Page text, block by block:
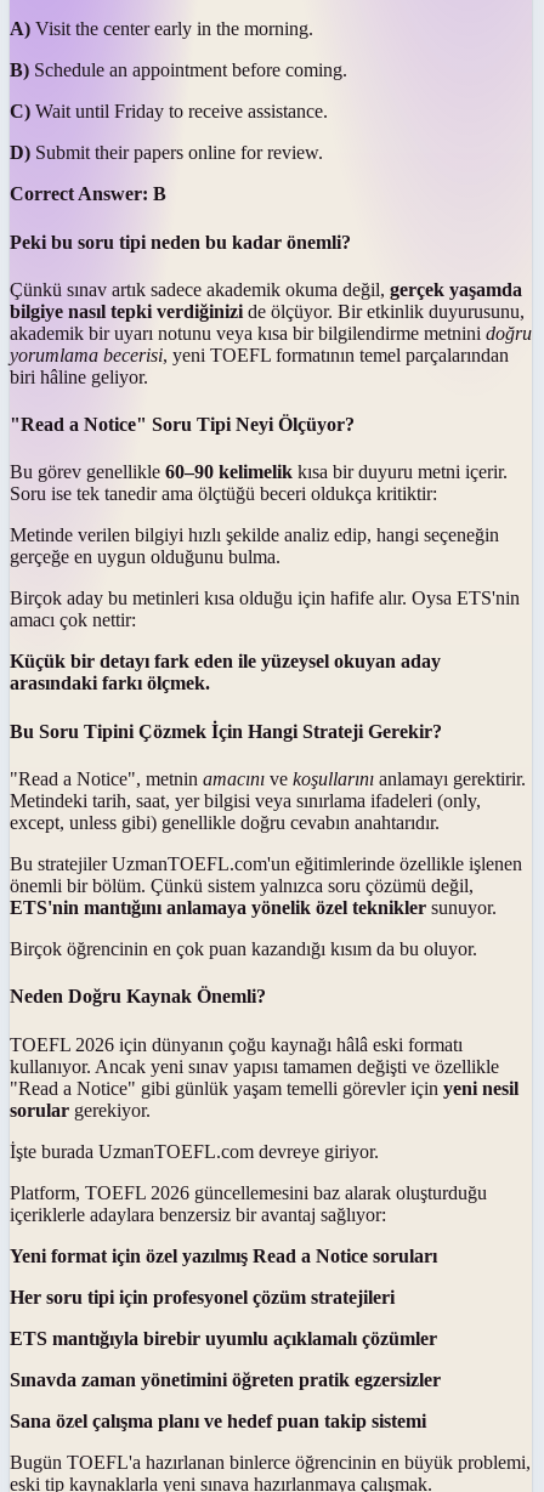
A) Visit the center early in the morning.
B) Schedule an appointment before coming.
C) Wait until Friday to receive assistance.
D) Submit their papers online for review.
Correct Answer: B
Peki bu soru tipi neden bu kadar önemli?
Çünkü sınav artık sadece akademik okuma değil, gerçek yaşamda
bilgiye nasıl tepki verdiğinizi de ölçüyor. Bir etkinlik duyurusunu,
akademik bir uyarı notunu veya kısa bir bilgilendirme metnini doğru
yorumlama becerisi, yeni TOEFL formatının temel parçalarından
biri hâline geliyor.
"Read a Notice" Soru Tipi Neyi Ölçüyor?
Bu görev genellikle 60–90 kelimelik kısa bir duyuru metni içerir.
Soru ise tek tanedir ama ölçtüğü beceri oldukça kritiktir:
Metinde verilen bilgiyi hızlı şekilde analiz edip, hangi seçeneğin
gerçeğe en uygun olduğunu bulma.
Birçok aday bu metinleri kısa olduğu için hafife alır. Oysa ETS'nin
amacı çok nettir:
Küçük bir detayı fark eden ile yüzeysel okuyan aday
arasındaki farkı ölçmek.
Bu Soru Tipini Çözmek İçin Hangi Strateji Gerekir?
"Read a Notice", metnin amacını ve koşullarını anlamayı gerektirir.
Metindeki tarih, saat, yer bilgisi veya sınırlama ifadeleri (only,
except, unless gibi) genellikle doğru cevabın anahtarıdır.
Bu stratejiler UzmanTOEFL.com'un eğitimlerinde özellikle işlenen
önemli bir bölüm. Çünkü sistem yalnızca soru çözümü değil,
ETS'nin mantığını anlamaya yönelik özel teknikler sunuyor.
Birçok öğrencinin en çok puan kazandığı kısım da bu oluyor.
Neden Doğru Kaynak Önemli?
TOEFL 2026 için dünyanın çoğu kaynağı hâlâ eski formatı
kullanıyor. Ancak yeni sınav yapısı tamamen değişti ve özellikle
"Read a Notice" gibi günlük yaşam temelli görevler için yeni nesil
sorular gerekiyor.
İşte burada UzmanTOEFL.com devreye giriyor.
Platform, TOEFL 2026 güncellemesini baz alarak oluşturduğu
içeriklerle adaylara benzersiz bir avantaj sağlıyor:
Yeni format için özel yazılmış Read a Notice soruları
Her soru tipi için profesyonel çözüm stratejileri
ETS mantığıyla birebir uyumlu açıklamalı çözümler
Sınavda zaman yönetimini öğreten pratik egzersizler
Sana özel çalışma planı ve hedef puan takip sistemi
Bugün TOEFL'a hazırlanan binlerce öğrencinin en büyük problemi,
eski tip kaynaklarla yeni sınava hazırlanmaya çalışmak.